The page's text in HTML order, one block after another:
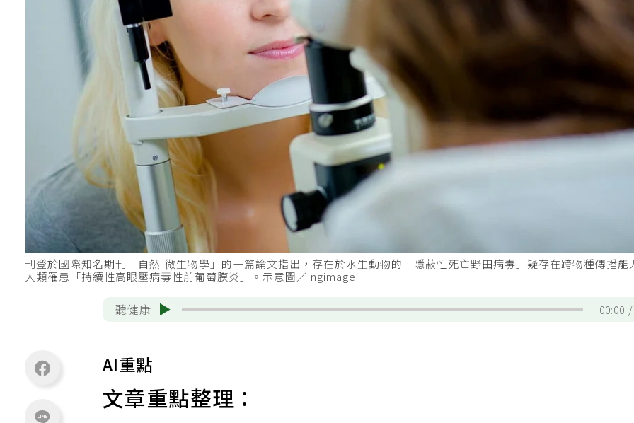
刊登於國際知名期刊「自然-微生物學」的一篇論文指出，存在於水生動物的「隱蔽性死亡野田病毒」疑存在跨物種傳播能
人類罹患「持續性高眼壓病毒性前葡萄膜炎」。示意圖／ingimage
聽健康 00:00
AI重點
文章重點整理：